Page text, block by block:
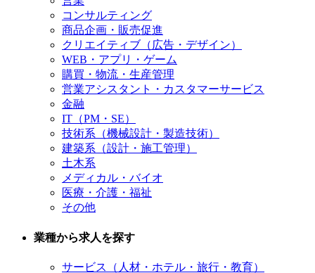
コンサルティング
商品企画・販売促進
クリエイティブ（広告・デザイン）
WEB・アプリ・ゲーム
購買・物流・生産管理
営業アシスタント・カスタマーサービス
金融
IT（PM・SE）
技術系（機械設計・製造技術）
建築系（設計・施工管理）
土木系
メディカル・バイオ
医療・介護・福祉
その他
業種から求人を探す
サービス（人材・ホテル・旅行・教育）